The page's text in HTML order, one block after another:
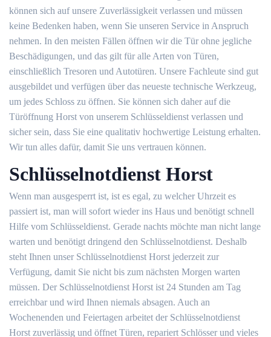
können sich auf unsere Zuverlässigkeit verlassen und müssen
keine Bedenken haben, wenn Sie unseren Service in Anspruch
nehmen. In den meisten Fällen öffnen wir die Tür ohne jegliche
Beschädigungen, und das gilt für alle Arten von Türen,
einschließlich Tresoren und Autotüren. Unsere Fachleute sind gut
ausgebildet und verfügen über das neueste technische Werkzeug,
um jedes Schloss zu öffnen. Sie können sich daher auf die
Türöffnung Horst von unserem Schlüsseldienst verlassen und
sicher sein, dass Sie eine qualitativ hochwertige Leistung erhalten.
Wir tun alles dafür, damit Sie uns vertrauen können.
Schlüsselnotdienst Horst
Wenn man ausgesperrt ist, ist es egal, zu welcher Uhrzeit es
passiert ist, man will sofort wieder ins Haus und benötigt schnell
Hilfe vom Schlüsseldienst. Gerade nachts möchte man nicht lange
warten und benötigt dringend den Schlüsselnotdienst. Deshalb
steht Ihnen unser Schlüsselnotdienst Horst jederzeit zur
Verfügung, damit Sie nicht bis zum nächsten Morgen warten
müssen. Der Schlüsselnotdienst Horst ist 24 Stunden am Tag
erreichbar und wird Ihnen niemals absagen. Auch an
Wochenenden und Feiertagen arbeitet der Schlüsselnotdienst
Horst zuverlässig und öffnet Türen, repariert Schlösser und vieles